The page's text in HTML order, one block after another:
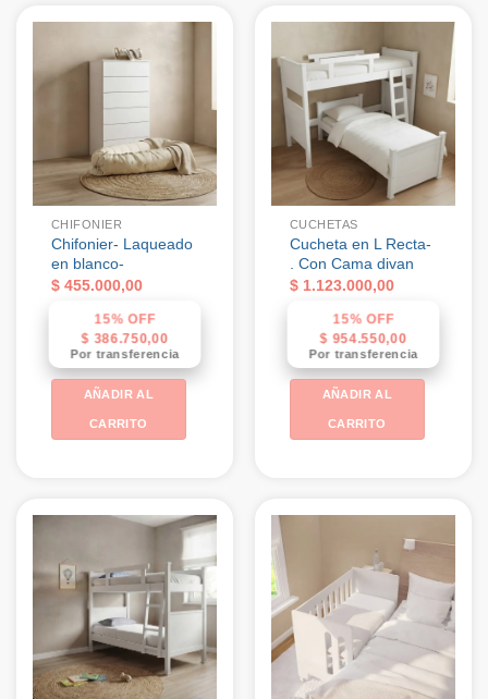
CHIFONIER
Chifonier- Laqueado
en blanco-
$455.000,00
15% OFF
$ 386.750,00
Por transferencia
AÑADIR AL
CARRITO
CUCHETAS
Cucheta en L Recta-
. Con Cama divan
$1.123.000,00
15% OFF
$ 954.550,00
Por transferencia
AÑADIR AL
CARRITO